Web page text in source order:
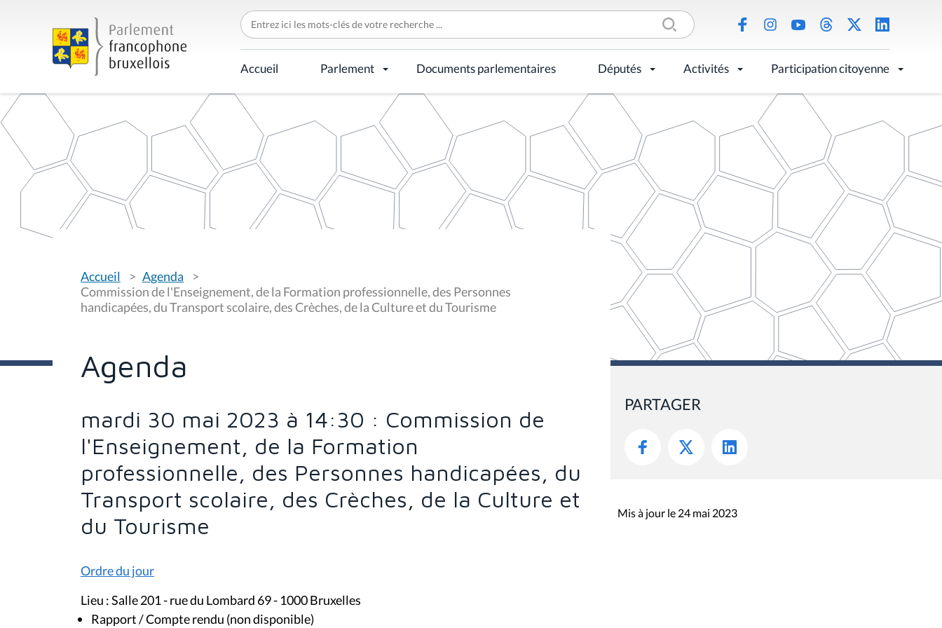
C
h
e
r
c
h
r
p
Accueil Parlement Documents parlementaires Députés Activités Participation citoyenne
o
u
s
ê
c
i
Accueil
Agenda
Commission de l'Enseignement, de la Formation professionnelle, des Personnes
handicapées, du Transport scolaire, des Crèches, de la Culture et du Tourisme
Agenda
mardi 30 mai 2023 à 14:30 : Commission de
l'Enseignement, de la Formation
professionnelle, des Personnes handicapées, du
Transport scolaire, des Crèches, de la Culture et
du Tourisme
Ordre du jour
Lieu : Salle 201 - rue du Lombard 69 - 1000 Bruxelles
Rapport / Compte rendu (non disponible)
PARTAGER
Mis à jour le 24 mai 2023